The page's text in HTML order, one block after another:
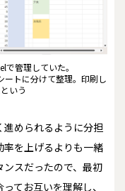
管理していた。
ートに分けて整理。印刷し
いう
められるように分担
を上げるよりも一緒
スだったので、最初
てお互いを理解し、